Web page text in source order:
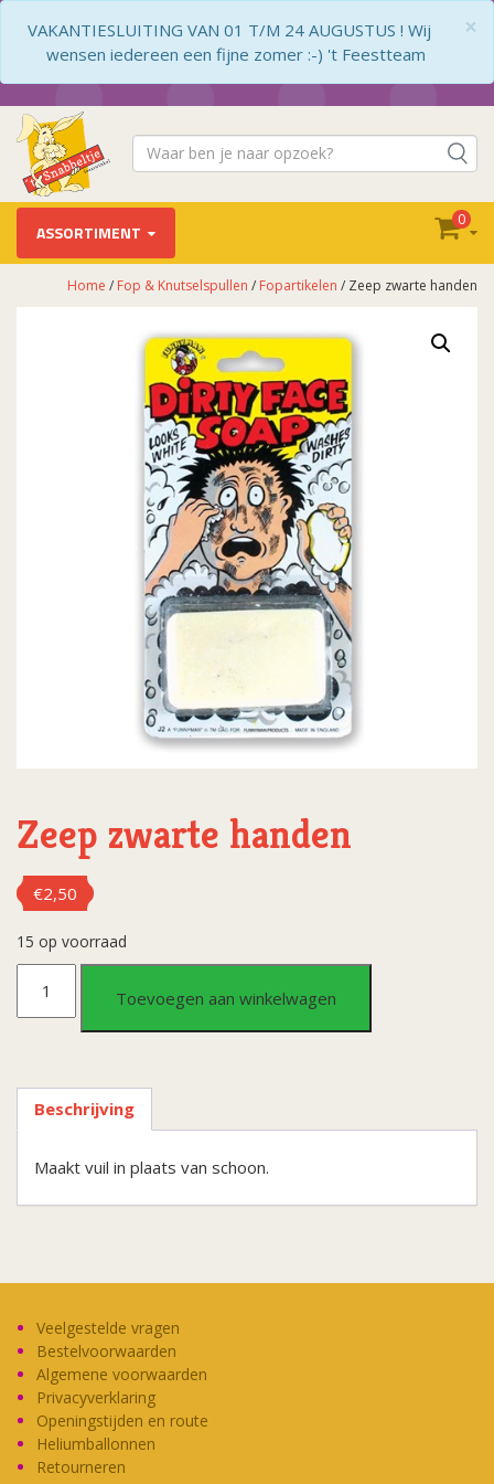
×
VAKANTIESLUITING VAN 01 T/M 24 AUGUSTUS ! Wij
wensen iedereen een fijne zomer :-) 't Feestteam
ASSORTIMENT
0
Home / Fop & Knutselspullen / Fopartikelen / Zeep zwarte handen
Zeep zwarte handen
€2,50
15 op voorraad
Zeep
aantal
Toevoegen aan winkelwagen
Beschrijving
Maakt vuil in plaats van schoon.
Veelgestelde vragen
Bestelvoorwaarden
Algemene voorwaarden
Privacyverklaring
Openingstijden en route
Heliumballonnen
Retourneren